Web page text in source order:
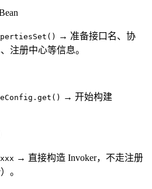
→ 准备接口名、协
注册中心等信息。
→ 开始构建
→ 直接构造 Invoker，不走注册
。